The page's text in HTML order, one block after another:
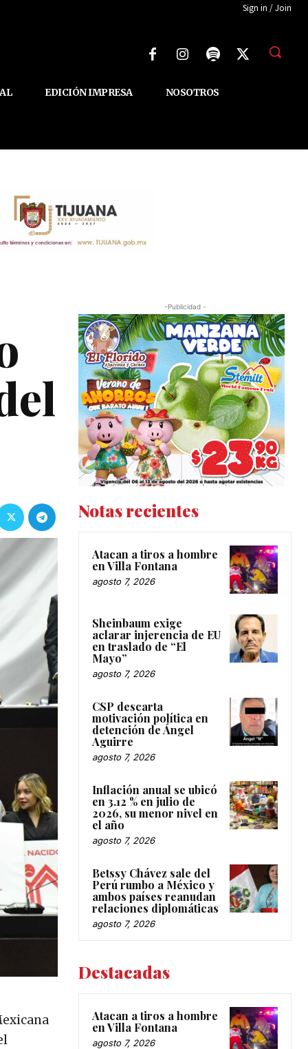
Sign in / Join
EDICIÓN IMPRESA NOSOTROS
-Publicidad -
Notas recientes
Atacan a tiros a hombre
en Villa Fontana
agosto 7, 2026
Sheinbaum exige
aclarar injerencia de EU
en traslado de “El
Mayo”
agosto 7, 2026
CSP descarta
motivación política en
detención de Ángel
Aguirre
agosto 7, 2026
Inflación anual se ubicó
en 3.12 % en julio de
2026, su menor nivel en
el año
agosto 7, 2026
Betssy Chávez sale del
Perú rumbo a México y
ambos países reanudan
relaciones diplomáticas
agosto 7, 2026
Destacadas
Atacan a tiros a hombre
en Villa Fontana
agosto 7, 2026